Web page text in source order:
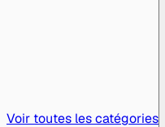
Voir toutes les catégories